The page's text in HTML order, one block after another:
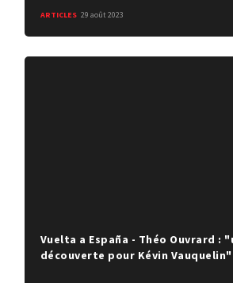
ARTICLES 29 août 2023
Vuelta a España - Théo Ouvrard :
découverte pour Kévin Vauquelin"